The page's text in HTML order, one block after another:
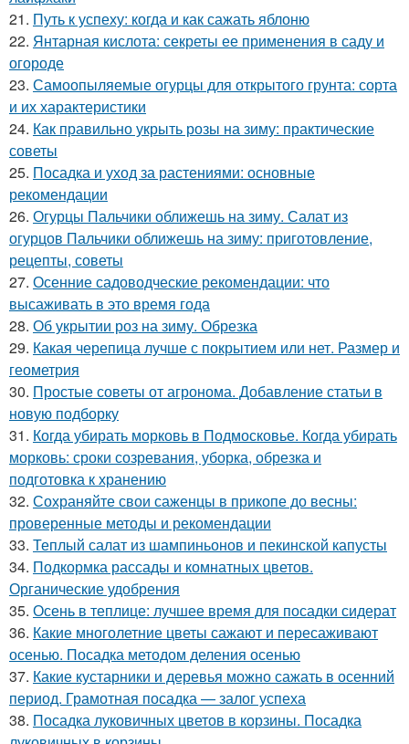
21. Путь к успеху: когда и как сажать яблоню
22. Янтарная кислота: секреты ее применения в саду и
огороде
23. Самоопыляемые огурцы для открытого грунта: сорта
и их характеристики
24. Как правильно укрыть розы на зиму: практические
советы
25. Посадка и уход за растениями: основные
рекомендации
26. Огурцы Пальчики оближешь на зиму. Салат из
огурцов Пальчики оближешь на зиму: приготовление,
рецепты, советы
27. Осенние садоводческие рекомендации: что
высаживать в это время года
28. Об укрытии роз на зиму. Обрезка
29. Какая черепица лучше с покрытием или нет. Размер и
геометрия
30. Простые советы от агронома. Добавление статьи в
новую подборку
31. Когда убирать морковь в Подмосковье. Когда убирать
морковь: сроки созревания, уборка, обрезка и
подготовка к хранению
32. Сохраняйте свои саженцы в прикопе до весны:
проверенные методы и рекомендации
33. Теплый салат из шампиньонов и пекинской капусты
34. Подкормка рассады и комнатных цветов.
Органические удобрения
35. Осень в теплице: лучшее время для посадки сидерат
36. Какие многолетние цветы сажают и пересаживают
осенью. Посадка методом деления осенью
37. Какие кустарники и деревья можно сажать в осенний
период. Грамотная посадка — залог успеха
38. Посадка луковичных цветов в корзины. Посадка